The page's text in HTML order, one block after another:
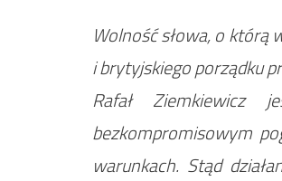
Wolność słowa, o którą
i brytyjskiego porządku
Rafał Ziemkiewicz
bezkompromisowym
warunkach. Stąd